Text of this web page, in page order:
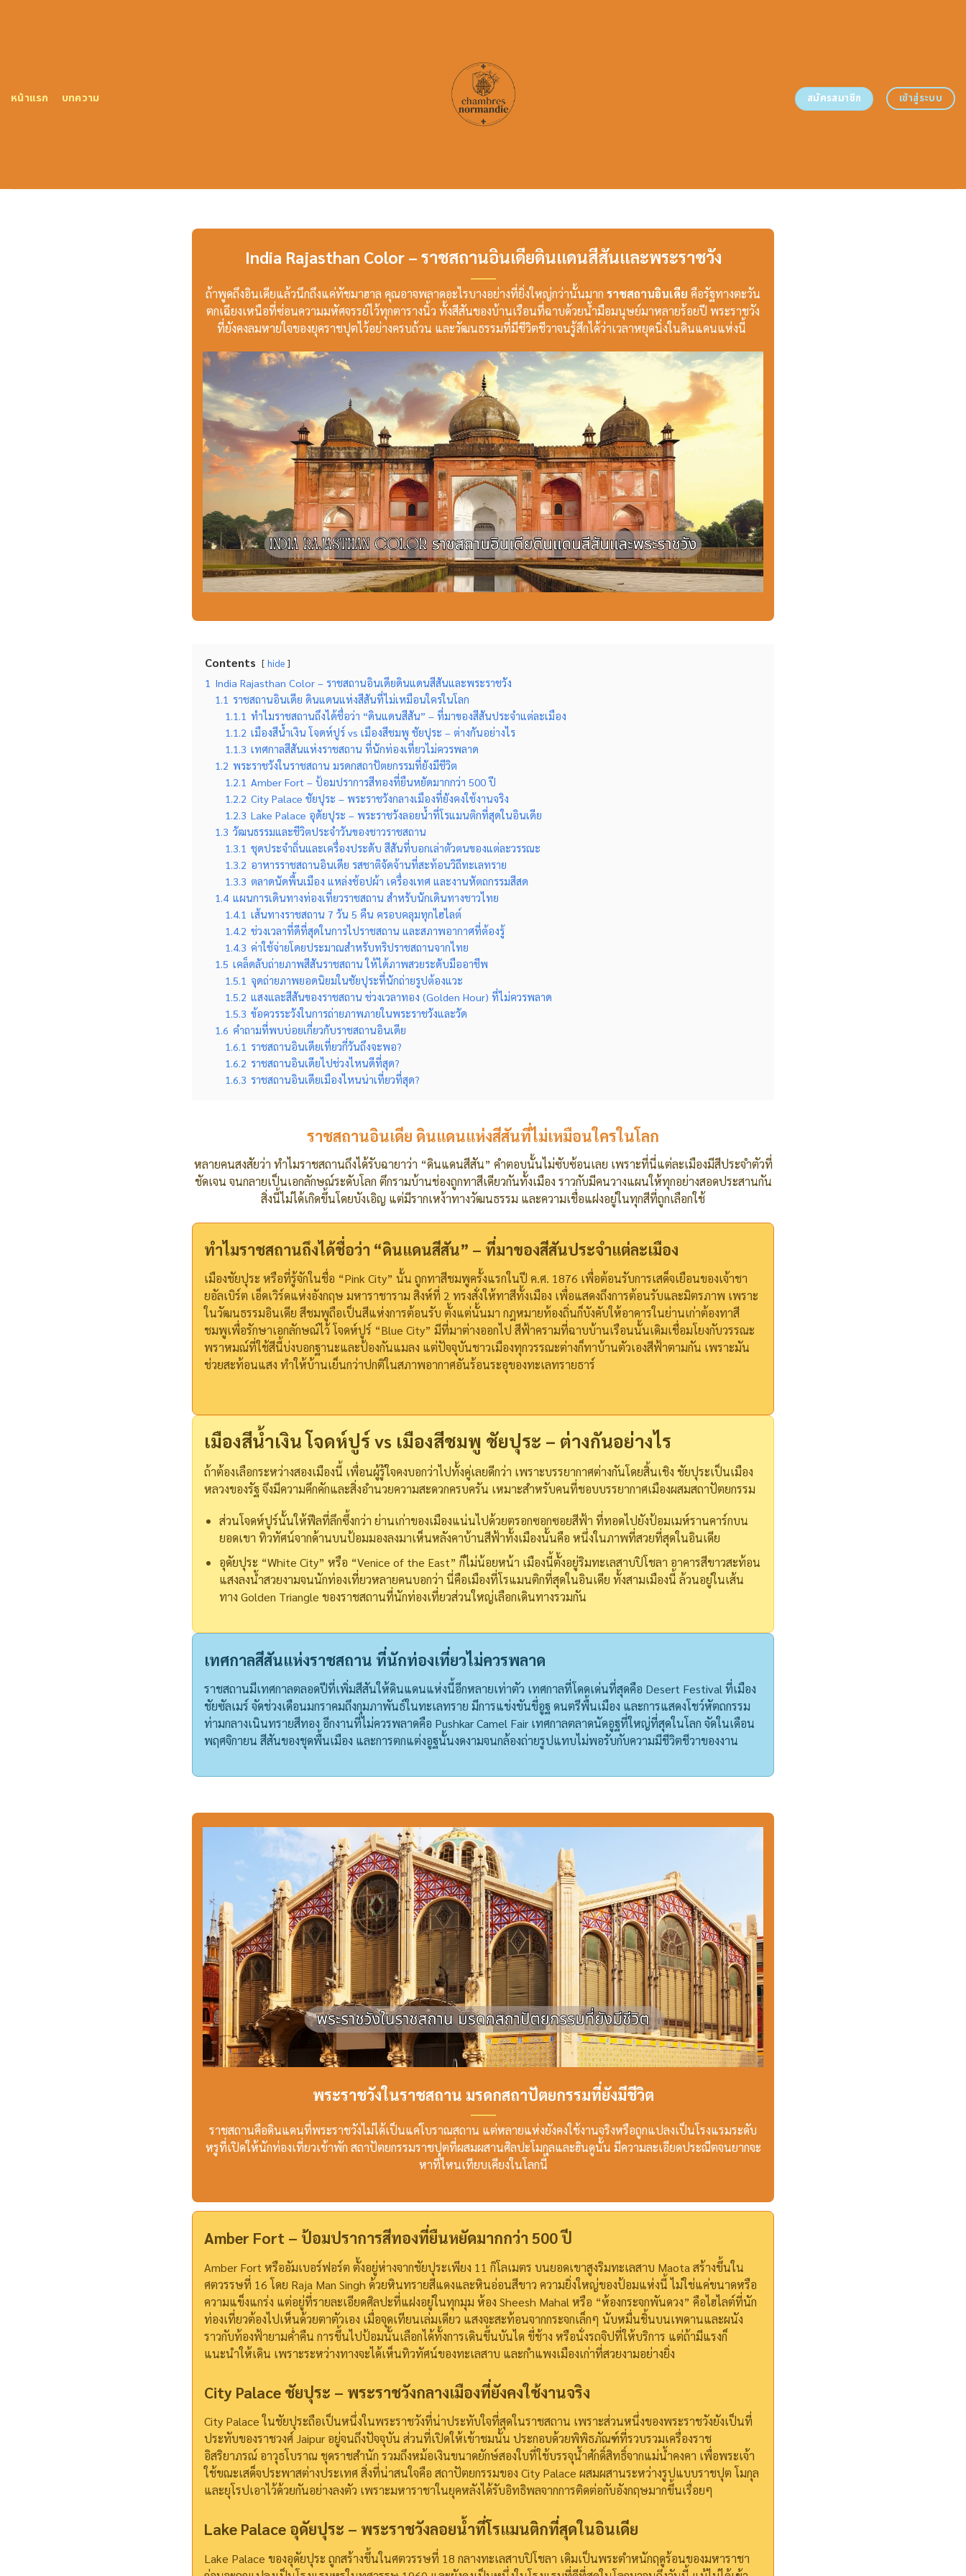
หน้าแรก บทความ สมัครสมาชิก เข้าสู่ระบบ
India Rajasthan Color – ราชสถานอินเดียดินแดนสีสันและพระราชวัง
ถ้าพูดถึงอินเดียแล้วนึกถึงแค่ทัชมาฮาล คุณอาจพลาดอะไรบางอย่างที่ยิ่งใหญ่กว่านั้นมาก ราชสถานอินเดีย คือรัฐทางตะวัน
ตกเฉียงเหนือที่ซ่อนความมหัศจรรย์ไว้ทุกตารางนิ้ว ทั้งสีสันของบ้านเรือนที่ฉาบด้วยน้ำมือมนุษย์มาหลายร้อยปี พระราชวัง
ที่ยังคงลมหายใจของยุคราชปุตไว้อย่างครบถ้วน และวัฒนธรรมที่มีชีวิตชีวาจนรู้สึกได้ว่าเวลาหยุดนิ่งในดินแดนแห่งนี้
Contents hide
1 India Rajasthan Color – ราชสถานอินเดียดินแดนสีสันและพระราชวัง
1.1 ราชสถานอินเดีย ดินแดนแห่งสีสันที่ไม่เหมือนใครในโลก
1.1.1 ทำไมราชสถานถึงได้ชื่อว่า “ดินแดนสีสัน” – ที่มาของสีสันประจำแต่ละเมือง
1.1.2 เมืองสีน้ำเงิน โจดห์ปูร์ vs เมืองสีชมพู ชัยปุระ – ต่างกันอย่างไร
1.1.3 เทศกาลสีสันแห่งราชสถาน ที่นักท่องเที่ยวไม่ควรพลาด
1.2 พระราชวังในราชสถาน มรดกสถาปัตยกรรมที่ยังมีชีวิต
1.2.1 Amber Fort – ป้อมปราการสีทองที่ยืนหยัดมากกว่า 500 ปี
1.2.2 City Palace ชัยปุระ – พระราชวังกลางเมืองที่ยังคงใช้งานจริง
1.2.3 Lake Palace อุดัยปุระ – พระราชวังลอยน้ำที่โรแมนติกที่สุดในอินเดีย
1.3 วัฒนธรรมและชีวิตประจำวันของชาวราชสถาน
1.3.1 ชุดประจำถิ่นและเครื่องประดับ สีสันที่บอกเล่าตัวตนของแต่ละวรรณะ
1.3.2 อาหารราชสถานอินเดีย รสชาติจัดจ้านที่สะท้อนวิถีทะเลทราย
1.3.3 ตลาดนัดพื้นเมือง แหล่งช้อปผ้า เครื่องเทศ และงานหัตถกรรมสีสด
1.4 แผนการเดินทางท่องเที่ยวราชสถาน สำหรับนักเดินทางชาวไทย
1.4.1 เส้นทางราชสถาน 7 วัน 5 คืน ครอบคลุมทุกไฮไลต์
1.4.2 ช่วงเวลาที่ดีที่สุดในการไปราชสถาน และสภาพอากาศที่ต้องรู้
1.4.3 ค่าใช้จ่ายโดยประมาณสำหรับทริปราชสถานจากไทย
1.5 เคล็ดลับถ่ายภาพสีสันราชสถาน ให้ได้ภาพสวยระดับมืออาชีพ
1.5.1 จุดถ่ายภาพยอดนิยมในชัยปุระที่นักถ่ายรูปต้องแวะ
1.5.2 แสงและสีสันของราชสถาน ช่วงเวลาทอง (Golden Hour) ที่ไม่ควรพลาด
1.5.3 ข้อควรระวังในการถ่ายภาพภายในพระราชวังและวัด
1.6 คำถามที่พบบ่อยเกี่ยวกับราชสถานอินเดีย
1.6.1 ราชสถานอินเดียเที่ยวกี่วันถึงจะพอ?
1.6.2 ราชสถานอินเดียไปช่วงไหนดีที่สุด?
1.6.3 ราชสถานอินเดียเมืองไหนน่าเที่ยวที่สุด?
ราชสถานอินเดีย ดินแดนแห่งสีสันที่ไม่เหมือนใครในโลก
หลายคนสงสัยว่า ทำไมราชสถานถึงได้รับฉายาว่า “ดินแดนสีสัน” คำตอบนั้นไม่ซับซ้อนเลย เพราะที่นี่แต่ละเมืองมีสีประจำตัวที่
ชัดเจน จนกลายเป็นเอกลักษณ์ระดับโลก ตึกรามบ้านช่องถูกทาสีเดียวกันทั้งเมือง ราวกับมีคนวางแผนให้ทุกอย่างสอดประสานกัน
สิ่งนี้ไม่ได้เกิดขึ้นโดยบังเอิญ แต่มีรากเหง้าทางวัฒนธรรม และความเชื่อแฝงอยู่ในทุกสีที่ถูกเลือกใช้
ทำไมราชสถานถึงได้ชื่อว่า “ดินแดนสีสัน” – ที่มาของสีสันประจำแต่ละเมือง
เมืองชัยปุระ หรือที่รู้จักในชื่อ “Pink City” นั้น ถูกทาสีชมพูครั้งแรกในปี ค.ศ. 1876 เพื่อต้อนรับการเสด็จเยือนของเจ้าชา
ยอัลเบิร์ต เอ็ดเวิร์ดแห่งอังกฤษ มหาราชาราม สิงห์ที่ 2 ทรงสั่งให้ทาสีทั้งเมือง เพื่อแสดงถึงการต้อนรับและมิตรภาพ เพราะ
ในวัฒนธรรมอินเดีย สีชมพูถือเป็นสีแห่งการต้อนรับ ตั้งแต่นั้นมา กฎหมายท้องถิ่นก็บังคับให้อาคารในย่านเก่าต้องทาสี
ชมพูเพื่อรักษาเอกลักษณ์ไว้ โจดห์ปูร์ “Blue City” มีที่มาต่างออกไป สีฟ้าครามที่ฉาบบ้านเรือนนั้นเดิมเชื่อมโยงกับวรรณะ
พราหมณ์ที่ใช้สีนี้บ่งบอกฐานะและป้องกันแมลง แต่ปัจจุบันชาวเมืองทุกวรรณะต่างก็ทาบ้านตัวเองสีฟ้าตามกัน เพราะมัน
ช่วยสะท้อนแสง ทำให้บ้านเย็นกว่าปกติในสภาพอากาศอันร้อนระอุของทะเลทรายธาร์
เมืองสีน้ำเงิน โจดห์ปูร์ vs เมืองสีชมพู ชัยปุระ – ต่างกันอย่างไร
ถ้าต้องเลือกระหว่างสองเมืองนี้ เพื่อนผู้รู้ใจคงบอกว่าไปทั้งคู่เลยดีกว่า เพราะบรรยากาศต่างกันโดยสิ้นเชิง ชัยปุระเป็นเมือง
หลวงของรัฐ จึงมีความคึกคักและสิ่งอำนวยความสะดวกครบครัน เหมาะสำหรับคนที่ชอบบรรยากาศเมืองผสมสถาปัตยกรรม
ส่วนโจดห์ปูร์นั้นให้ฟีลที่ลึกซึ้งกว่า ย่านเก่าของเมืองแน่นไปด้วยตรอกซอกซอยสีฟ้า ที่ทอดไปยังป้อมเมห์รานคาร์กบน
ยอดเขา ทิวทัศน์จากด้านบนป้อมมองลงมาเห็นหลังคาบ้านสีฟ้าทั้งเมืองนั้นคือ หนึ่งในภาพที่สวยที่สุดในอินเดีย
อุดัยปุระ “White City” หรือ “Venice of the East” ก็ไม่น้อยหน้า เมืองนี้ตั้งอยู่ริมทะเลสาบปิโชลา อาคารสีขาวสะท้อน
แสงลงน้ำสวยงามจนนักท่องเที่ยวหลายคนบอกว่า นี่คือเมืองที่โรแมนติกที่สุดในอินเดีย ทั้งสามเมืองนี้ ล้วนอยู่ในเส้น
ทาง Golden Triangle ของราชสถานที่นักท่องเที่ยวส่วนใหญ่เลือกเดินทางรวมกัน
เทศกาลสีสันแห่งราชสถาน ที่นักท่องเที่ยวไม่ควรพลาด
ราชสถานมีเทศกาลตลอดปีที่เพิ่มสีสันให้ดินแดนแห่งนี้อีกหลายเท่าตัว เทศกาลที่โดดเด่นที่สุดคือ Desert Festival ที่เมือง
ชัยซัลเมร์ จัดช่วงเดือนมกราคมถึงกุมภาพันธ์ในทะเลทราย มีการแข่งขันขี่อูฐ ดนตรีพื้นเมือง และการแสดงโชว์หัตถกรรม
ท่ามกลางเนินทรายสีทอง อีกงานที่ไม่ควรพลาดคือ Pushkar Camel Fair เทศกาลตลาดนัดอูฐที่ใหญ่ที่สุดในโลก จัดในเดือน
พฤศจิกายน สีสันของชุดพื้นเมือง และการตกแต่งอูฐนั้นงดงามจนกล้องถ่ายรูปแทบไม่พอรับกับความมีชีวิตชีวาของงาน
พระราชวังในราชสถาน มรดกสถาปัตยกรรมที่ยังมีชีวิต
ราชสถานคือดินแดนที่พระราชวังไม่ได้เป็นแค่โบราณสถาน แต่หลายแห่งยังคงใช้งานจริงหรือถูกแปลงเป็นโรงแรมระดับ
หรูที่เปิดให้นักท่องเที่ยวเข้าพัก สถาปัตยกรรมราชปุตที่ผสมผสานศิลปะโมกุลและฮินดูนั้น มีความละเอียดประณีตจนยากจะ
หาที่ไหนเทียบเคียงในโลกนี้
Amber Fort – ป้อมปราการสีทองที่ยืนหยัดมากกว่า 500 ปี
Amber Fort หรืออัมเบอร์ฟอร์ต ตั้งอยู่ห่างจากชัยปุระเพียง 11 กิโลเมตร บนยอดเขาสูงริมทะเลสาบ Maota สร้างขึ้นใน
ศตวรรษที่ 16 โดย Raja Man Singh ด้วยหินทรายสีแดงและหินอ่อนสีขาว ความยิ่งใหญ่ของป้อมแห่งนี้ ไม่ใช่แค่ขนาดหรือ
ความแข็งแกร่ง แต่อยู่ที่รายละเอียดศิลปะที่แฝงอยู่ในทุกมุม ห้อง Sheesh Mahal หรือ “ห้องกระจกพันดวง” คือไฮไลต์ที่นัก
ท่องเที่ยวต้องไปเห็นด้วยตาตัวเอง เมื่อจุดเทียนเล่มเดียว แสงจะสะท้อนจากกระจกเล็กๆ นับหมื่นชิ้นบนเพดานและผนัง
ราวกับท้องฟ้ายามค่ำคืน การขึ้นไปป้อมนั้นเลือกได้ทั้งการเดินขึ้นบันได ขี่ช้าง หรือนั่งรถจิปที่ให้บริการ แต่ถ้ามีแรงก็
แนะนำให้เดิน เพราะระหว่างทางจะได้เห็นทิวทัศน์ของทะเลสาบ และกำแพงเมืองเก่าที่สวยงามอย่างยิ่ง
City Palace ชัยปุระ – พระราชวังกลางเมืองที่ยังคงใช้งานจริง
City Palace ในชัยปุระถือเป็นหนึ่งในพระราชวังที่น่าประทับใจที่สุดในราชสถาน เพราะส่วนหนึ่งของพระราชวังยังเป็นที่
ประทับของราชวงศ์ Jaipur อยู่จนถึงปัจจุบัน ส่วนที่เปิดให้เข้าชมนั้น ประกอบด้วยพิพิธภัณฑ์ที่รวบรวมเครื่องราช
อิสริยาภรณ์ อาวุธโบราณ ชุดราชสำนัก รวมถึงหม้อเงินขนาดยักษ์สองใบที่ใช้บรรจุน้ำศักดิ์สิทธิ์จากแม่น้ำคงคา เพื่อพระเจ้า
ใช้ขณะเสด็จประพาสต่างประเทศสิ่งที่น่าสนใจคือ สถาปัตยกรรมของ City Palace ผสมผสานระหว่างรูปแบบราชปุต โมกุล
และยุโรปเอาไว้ด้วยกันอย่างลงตัว เพราะมหาราชาในยุคหลังได้รับอิทธิพลจากการติดต่อกับอังกฤษมากขึ้นเรื่อยๆ
Lake Palace อุดัยปุระ – พระราชวังลอยน้ำที่โรแมนติกที่สุดในอินเดีย
Lake Palace ของอุดัยปุระ ถูกสร้างขึ้นในศตวรรษที่ 18 กลางทะเลสาบปิโชลา เดิมเป็นพระตำหนักฤดูร้อนของมหาราชา